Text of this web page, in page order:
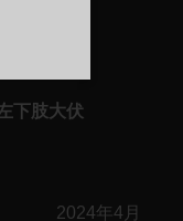
下肢大伏
2024年4月